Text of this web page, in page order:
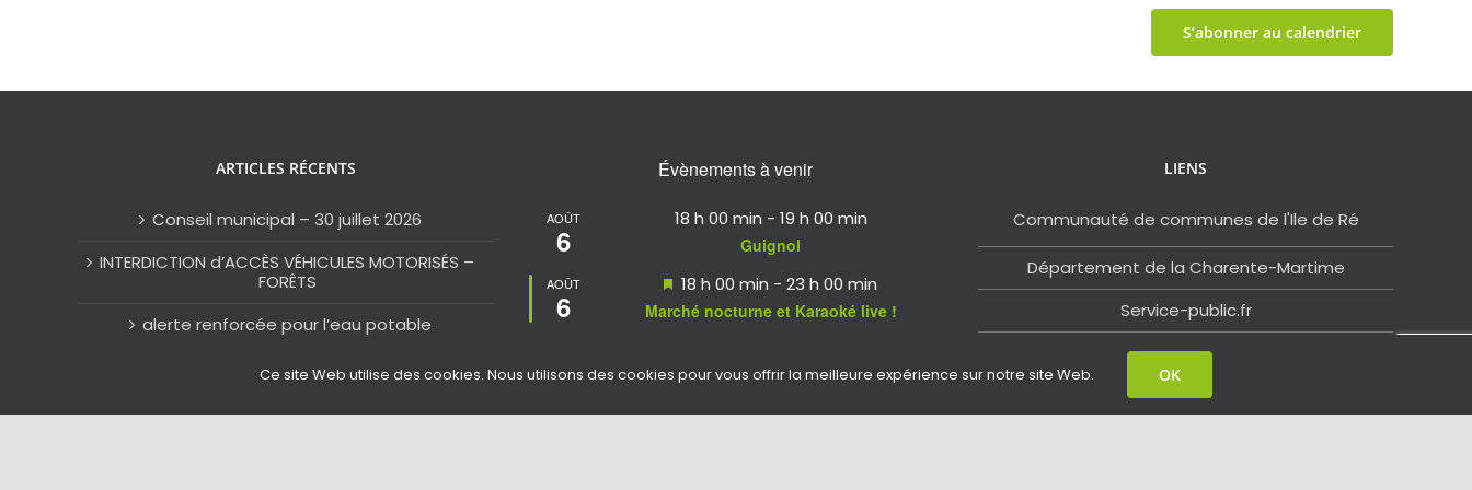
S’abonner au calendrier
ARTICLES RÉCENTS
Conseil municipal – 30 juillet 2026
INTERDICTION d’ACCÈS VÉHICULES MOTORISÉS –
FORÊTS
alerte renforcée pour l’eau potable
Alerte Orange Canicule
Saint-Clément à la pointe de l’innovation
Évènements à venir
AOÛT
6
18 h 00 min - 19 h 00 min
Guignol
AOÛT
6
Mis
en
avant
18 h 00 min -23 h 00 min
Marché nocturne et Karaoké live !
7
en
avant
Soirée moules fites et concert
LIENS
Communauté de communes de l'Ile de Ré
Département de la Charente-Martime
Service-public.fr
Ile de Ré Tourisme
Ce site Web utilise des cookies. Nous utilisons des cookies pour vous offrir la meilleure expérience sur notre site Web. OK